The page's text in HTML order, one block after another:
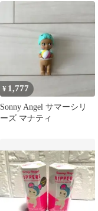
¥ 1,777
Sonny Angel サマーシリ
ーズ マナティ